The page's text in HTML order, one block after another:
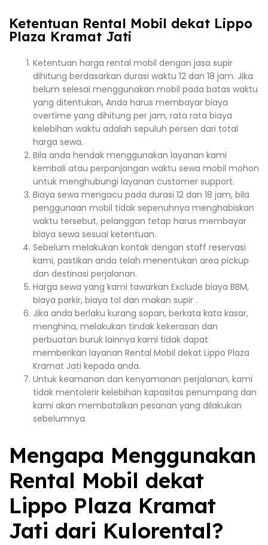
Ketentuan Rental Mobil dekat Lippo
Plaza Kramat Jati
Ketentuan harga rental mobil dengan jasa supir
dihitung berdasarkan durasi waktu 12 dan 18 jam. Jika
belum selesai menggunakan mobil pada batas waktu
yang ditentukan, Anda harus membayar biaya
overtime yang dihitung per jam, rata rata biaya
kelebihan waktu adalah sepuluh persen dari total
harga sewa.
Bila anda hendak menggunakan layanan kami
kembali atau perpanjangan waktu sewa mobil mohon
untuk menghubungi layanan customer support.
Biaya sewa mengacu pada durasi 12 dan 18 jam, bila
penggunaan mobil tidak sepenuhnya menghabiskan
waktu tersebut, pelanggan tetap harus membayar
biaya sewa sesuai ketentuan.
Sebelum melakukan kontak dengan staff reservasi
kami, pastikan anda telah menentukan area pickup
dan destinasi perjalanan.
Harga sewa yang kami tawarkan Exclude biaya BBM,
biaya parkir, biaya tol dan makan supir .
Jika anda berlaku kurang sopan, berkata kata kasar,
menghina, melakukan tindak kekerasan dan
perbuatan buruk lainnya kami tidak dapat
memberikan layanan Rental Mobil dekat Lippo Plaza
Kramat Jati kepada anda.
Untuk keamanan dan kenyamanan perjalanan, kami
tidak mentolerir kelebihan kapasitas penumpang dan
kami akan membatalkan pesanan yang dilakukan
sebelumnya.
Mengapa Menggunakan
Rental Mobil dekat
Lippo Plaza Kramat
Jati dari Kulorental?